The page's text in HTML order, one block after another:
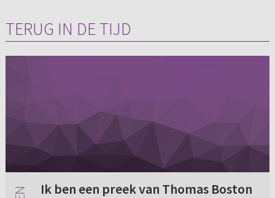
TERUG IN DE TIJD
Ik ben een preek van Thomas Boston